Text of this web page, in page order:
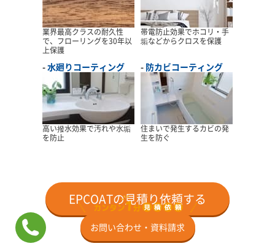
業界最高クラスの耐久性
で、フローリングを30年以
上保護
帯電防止効果でホコリ・手
垢などからクロスを保護
水廻りコーティング
高い撥水効果で汚れや水垢
を防止
防カビコーティング
住まいで発生するカビの発
生を防ぐ
EPCOATの見積り依頼する
お問い合わせ・資料請求